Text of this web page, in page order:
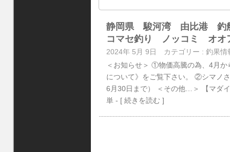
静岡県 駿河湾 由比港
コマセ釣り ノッコミ オ
2024年 5月 9日 カテゴリー : 釣果情
＜お知らせ＞ ①物価高騰の為、4月
について》をご覧下さい。 ②シマノ
6月30日まで） ＜その他…＞ 【マダ
単 - [ 続きを読む ]